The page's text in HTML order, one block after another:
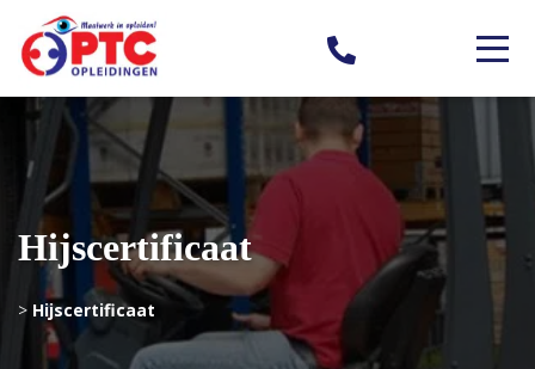
Hijscertificaat
> Hijscertificaat